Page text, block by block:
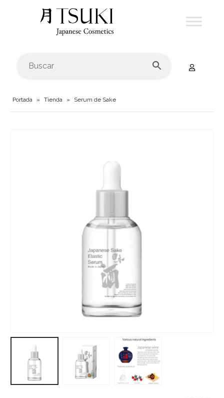
Portada » Tienda » Serum de Sake